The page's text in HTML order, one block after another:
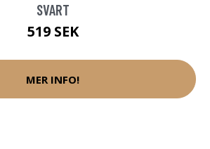
SVART
519 SEK
MER INFO!